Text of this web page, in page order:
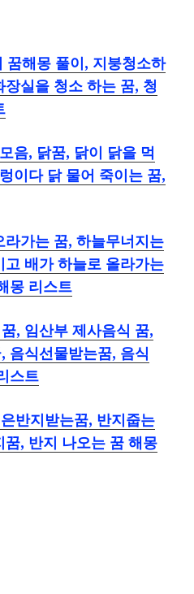
꿈해몽 풀이, 지붕청소하
실을 청소 하는 꿈, 청
음, 닭꿈, 닭이 닭을 먹
이다 닭 물어 죽이는 꿈,
가는 꿈, 하늘무너지는
배가 하늘로 올라가는
몽 리스트
, 임산부 제사음식 꿈,
음식선물받는꿈, 음식
스트
반지받는꿈, 반지줍는
, 반지 나오는 꿈 해몽